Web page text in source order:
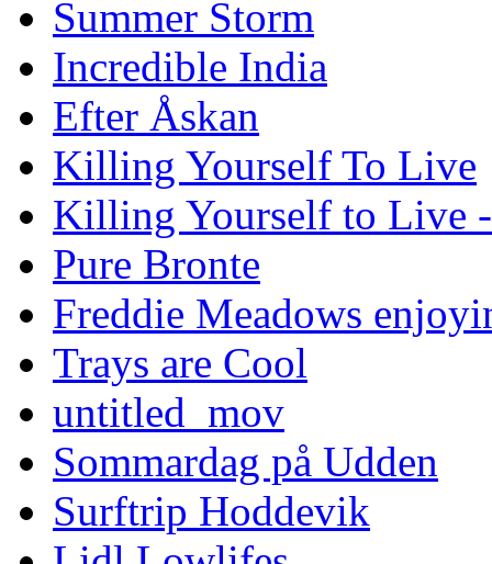
Summer Storm
Incredible India
Efter Åskan
Killing Yourself To Live
Killing Yourself to Live -
Pure Bronte
Freddie Meadows
Trays are Cool
untitled_mov
Sommardag på Udden
Surftrip Hoddevik